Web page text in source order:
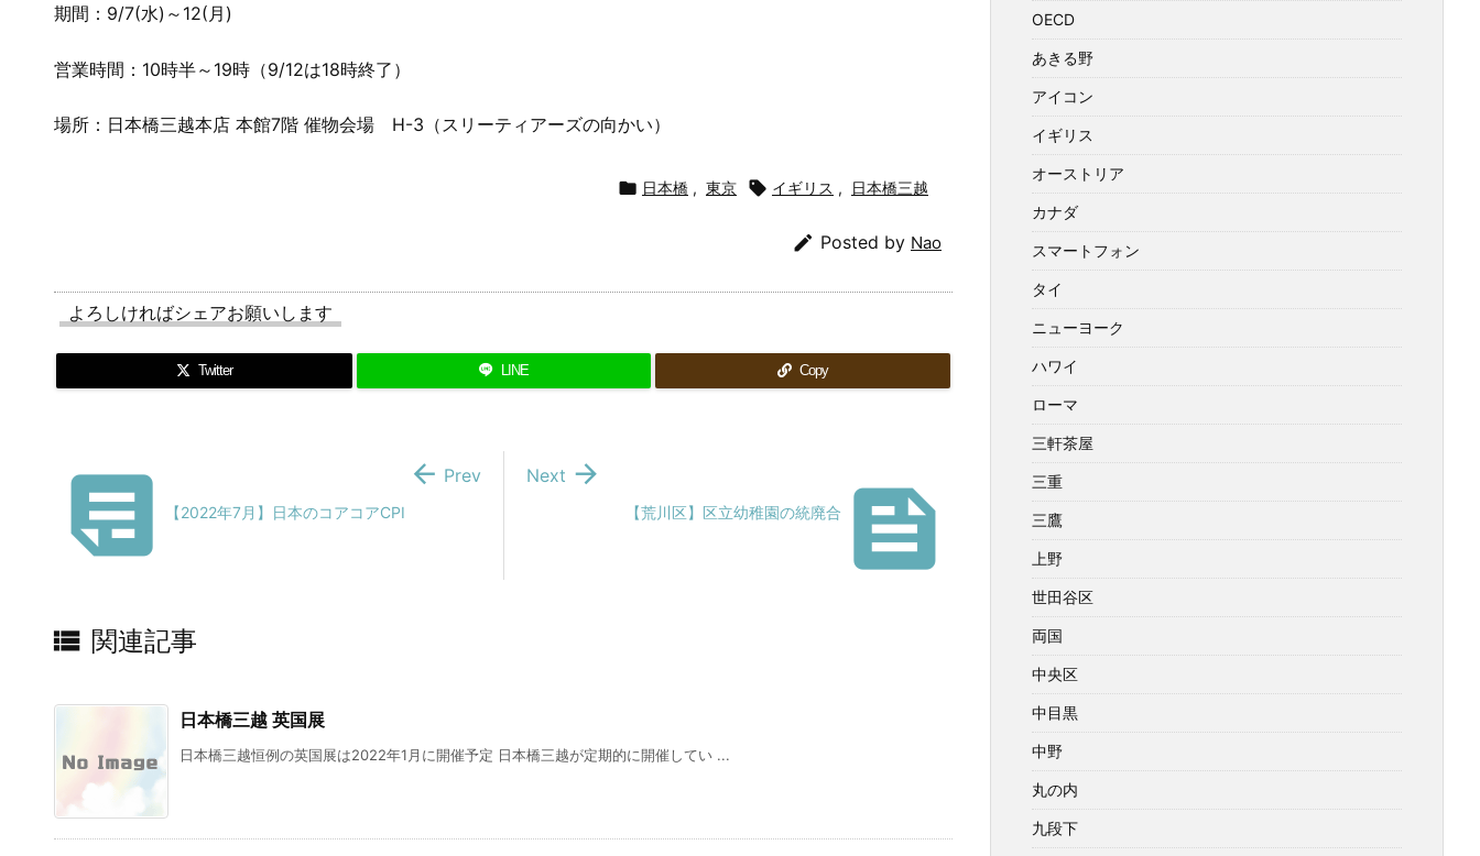
期間：9/7(水)～12(月)
営業時間：10時半～19時（9/12は18時終了）
場所：日本橋三越本店 本館7階 催物会場 H-3（スリーティアーズの向かい）
 日本橋 , 東京  イギリス , 日本橋三越
 Posted by Nao
よろしければシェアお願いします
Twitter LINE Copy

【荒川区】区立幼稚園の統廃合

Next
 【2022年7月】日本のコアコアCPI
 Prev
 関連記事
日本橋三越 英国展
日本橋三越恒例の英国展は2022年1月に開催予定 日本橋三越が定期的に開催してい ...
OECD
あきる野
アイコン
イギリス
オーストリア
カナダ
スマートフォン
タイ
ニューヨーク
ハワイ
ローマ
三軒茶屋
三重
三鷹
上野
世田谷区
両国
中央区
中目黒
中野
丸の内
九段下